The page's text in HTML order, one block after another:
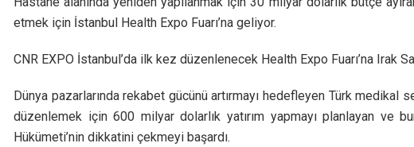
etmek için İstanbul Health Expo Fuarı’na geliyor.
CNR EXPO İstanbul’da ilk kez düzenlenecek Health Expo Fuarı’na Irak
Dünya pazarlarında rekabet gücünü artırmayı hedefleyen Türk medikal
düzenlemek için 600 milyar dolarlık yatırım yapmayı planlayan ve
Hükümeti’nin dikkatini çekmeyi başardı.